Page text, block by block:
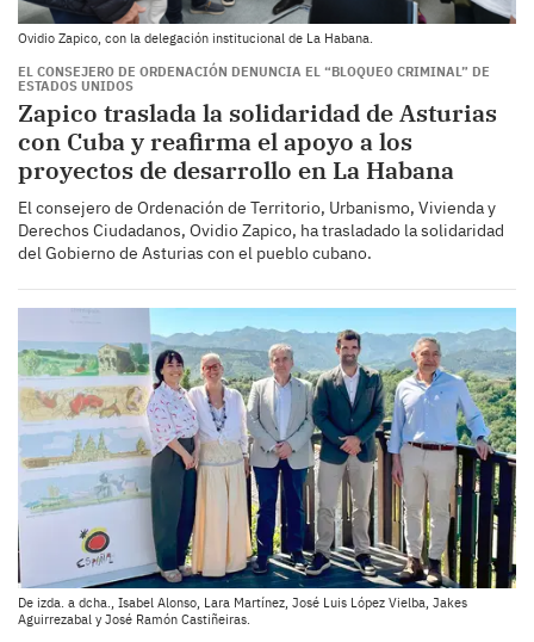
Ovidio Zapico, con la delegación institucional de La Habana.
EL CONSEJERO DE ORDENACIÓN DENUNCIA EL “BLOQUEO CRIMINAL” DE
ESTADOS UNIDOS
Zapico traslada la solidaridad de Asturias
con Cuba y reafirma el apoyo a los
proyectos de desarrollo en La Habana
El consejero de Ordenación de Territorio, Urbanismo, Vivienda y
Derechos Ciudadanos, Ovidio Zapico, ha trasladado la solidaridad
del Gobierno de Asturias con el pueblo cubano.
De izda. a dcha., Isabel Alonso, Lara Martínez, José Luis López Vielba, Jakes
Aguirrezabal y José Ramón Castiñeiras.